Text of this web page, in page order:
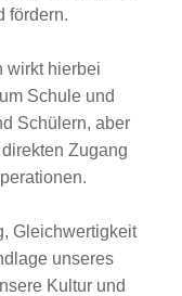
fördern.
wirkt hierbei
Schule und
Schülern, aber
Zugang
Gleichwertigkeit
unseres
Kultur und